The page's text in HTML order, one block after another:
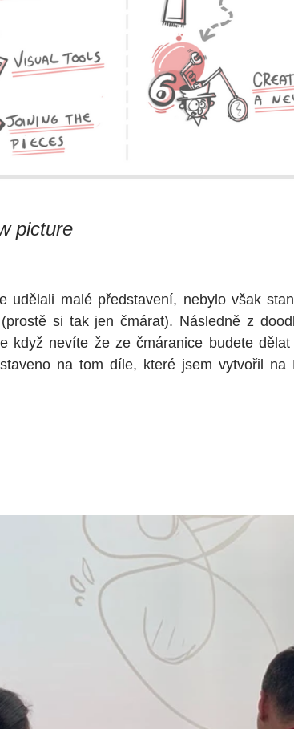
picture
udělali malé představení, nebylo však
si tak jen čmárat). Následně z
když nevíte že ze čmáranice budete
na tom díle, které jsem vytvořil na